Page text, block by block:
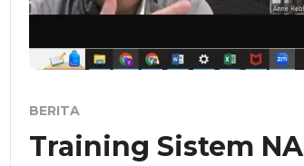
BERITA
Training Sistem